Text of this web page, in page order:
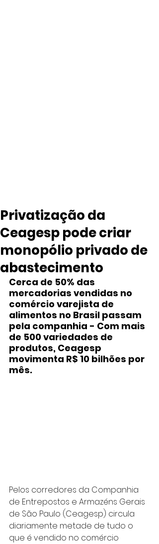
Privatização da
Ceagesp pode criar
monopólio privado de
abastecimento
Cerca de 50% das
mercadorias vendidas no
comércio varejista de
alimentos no Brasil passam
pela companhia - Com mais
de 500 variedades de
produtos, Ceagesp
movimenta R$ 10 bilhões por
mês.
Pelos corredores da Companhia
de Entrepostos e Armazéns Gerais
de São Paulo (Ceagesp) circula
diariamente metade de tudo o
que é vendido no comércio